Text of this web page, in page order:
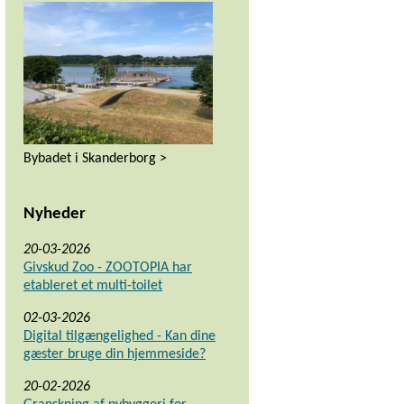
Bybadet i Skanderborg >
Nyheder
20-03-2026
Givskud Zoo - ZOOTOPIA har
etableret et multi-toilet
02-03-2026
Digital tilgængelighed - Kan dine
gæster bruge din hjemmeside?
20-02-2026